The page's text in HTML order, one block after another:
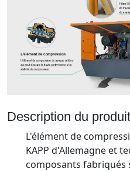
Description du produit
L'élément de
KAPP d'Allemagne et
composants fabriqués